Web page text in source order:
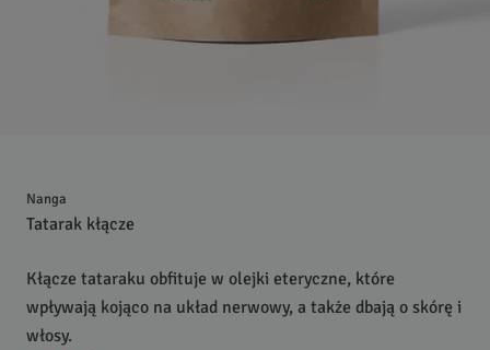
Nanga
Tatarak kłącze
Kłącze tataraku obfituje w olejki eteryczne, które
wpływają kojąco na układ nerwowy, a także dbają o skórę i
włosy.